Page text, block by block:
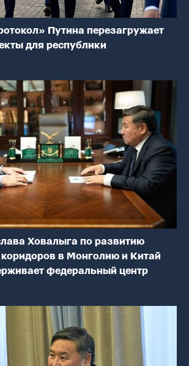
Путина перезагружает
для республики
Ховалыга по развитию
в Монголию и Китай
федеральный центр